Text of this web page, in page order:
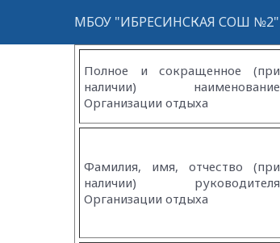
МБОУ "ИБРЕСИНСКАЯ СОШ №2"
Полное и сокращенное (при
наличии) наименование
Организации отдыха
Фамилия, имя, отчество (при
наличии) руководителя
Организации отдыха